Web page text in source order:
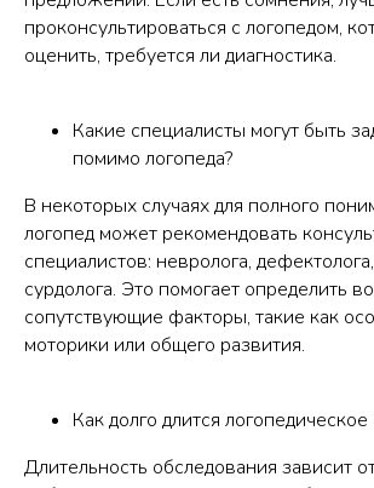
проконсультироваться с логопедом,
оценить, требуется ли диагностика.
Какие специалисты могут быть
помимо логопеда?
В некоторых случаях для полного
логопед может рекомендовать
специалистов: невролога,
сурдолога. Это помогает определить
сопутствующие факторы, такие как
моторики или общего развития.
Как долго длится
Длительность обследования зависит